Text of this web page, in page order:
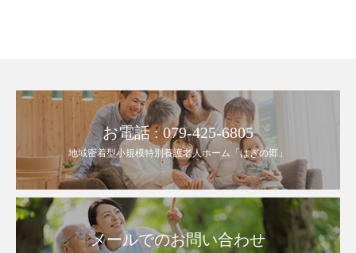
お電話 : 079-425-6805
地域密着型小規模特別養護老人ホーム「はぎの郷」
メールでのお問い合わせ